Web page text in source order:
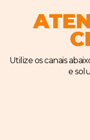
Utilize os canais
e